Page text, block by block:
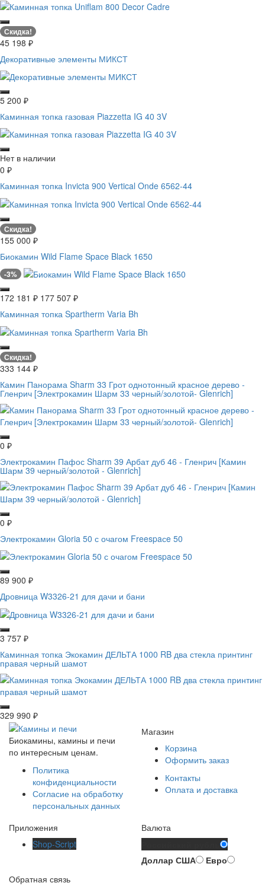
Скидка!
45 198 ₽
Декоративные элементы МИКСТ
5 200 ₽
Каминная топка газовая Piazzetta IG 40 3V
Нет в наличии
0 ₽
Каминная топка Invicta 900 Vertical Onde 6562-44
Скидка!
155 000 ₽
Биокамин Wild Flame Space Black 1650
-3%
172 181 ₽ 177 507 ₽
Каминная топка Spartherm Varia Bh
Скидка!
333 144 ₽
Камин Панорама Sharm 33 Грот однотонный красное дерево -
Гленрич [Электрокамин Шарм 33 черный/золотой- Glenrich]
0 ₽
Электрокамин Пафос Sharm 39 Арбат дуб 46 - Гленрич [Камин
Шарм 39 черный/золотой - Glenrich]
0 ₽
Электрокамин Gloria 50 с очагом Freespaсe 50
89 900 ₽
Дровница W3326-21 для дачи и бани
3 757 ₽
Каминная топка Экокамин ДЕЛЬТА 1000 RB два стекла принтинг
правая черный шамот
329 990 ₽
Биокамины, камины и печи
по интересным ценам.
Политика
конфиденциальности
Согласие на обработку
персональных данных
Магазин
Корзина
Оформить заказ
Контакты
Оплата и доставка
Приложения
Shop-Script
Валюта
Доллар США
Евро
Обратная связь